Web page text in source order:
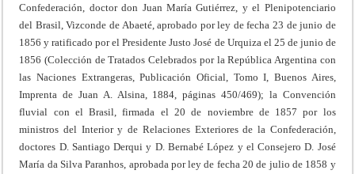
Confederación, doctor don Juan María Gutiérrez, y el Plenipotenciario
del Brasil, Vizconde de Abaeté, aprobado por ley de fecha 23 de junio de
1856 y ratificado por el Presidente Justo José de Urquiza el 25 de junio de
1856 (Colección de Tratados Celebrados por la República Argentina con
las Naciones Extrangeras, Publicación Oficial, Tomo I, Buenos Aires,
Imprenta de Juan A. Alsina, 1884, páginas 450/469); la Convención
fluvial con el Brasil, firmada el 20 de noviembre de 1857 por los
ministros del Interior y de Relaciones Exteriores de la Confederación,
doctores D. Santiago Derqui y D. Bernabé López y el Consejero D. José
María da Silva Paranhos, aprobada por ley de fecha 20 de julio de 1858 y